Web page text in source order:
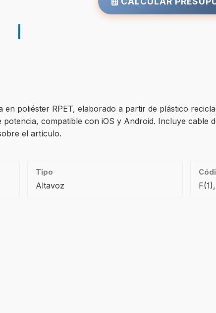
poliéster RPET, elaborado a partir de plástico
compatible con iOS y Android. Incluye cable
el artículo.
Tipo
Altavoz